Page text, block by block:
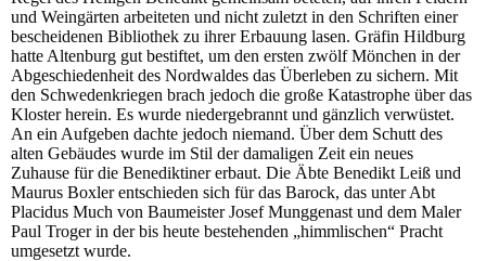
und Weingärten arbeiteten und nicht zuletzt in den Schriften einer
bescheidenen Bibliothek zu ihrer Erbauung lasen. Gräfin Hildburg
hatte Altenburg gut bestiftet, um den ersten zwölf Mönchen in der
Abgeschiedenheit des Nordwaldes das Überleben zu sichern. Mit
den Schwedenkriegen brach jedoch die große Katastrophe über das
Kloster herein. Es wurde niedergebrannt und gänzlich verwüstet.
An ein Aufgeben dachte jedoch niemand. Über dem Schutt des
alten Gebäudes wurde im Stil der damaligen Zeit ein neues
Zuhause für die Benediktiner erbaut. Die Äbte Benedikt Leiß und
Maurus Boxler entschieden sich für das Barock, das unter Abt
Placidus Much von Baumeister Josef Munggenast und dem Maler
Paul Troger in der bis heute bestehenden „himmlischen“ Pracht
umgesetzt wurde.